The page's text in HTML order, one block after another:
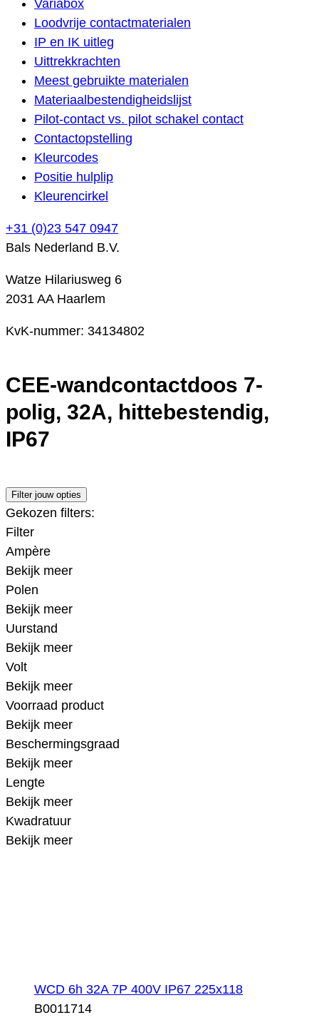
Variabox
Loodvrije contactmaterialen
IP en IK uitleg
Uittrekkrachten
Meest gebruikte materialen
Materiaalbestendigheidslijst
Pilot-contact vs. pilot schakel contact
Contactopstelling
Kleurcodes
Positie hulplip
Kleurencirkel
+31 (0)23 547 0947
Bals Nederland B.V.
Watze Hilariusweg 6
2031 AA Haarlem
KvK-nummer: 34134802
CEE-wandcontactdoos 7-
polig, 32A, hittebestendig,
IP67
Filter jouw opties
Gekozen filters:
Filter
Ampère
Bekijk meer
Polen
Bekijk meer
Uurstand
Bekijk meer
Volt
Bekijk meer
Voorraad product
Bekijk meer
Beschermingsgraad
Bekijk meer
Lengte
Bekijk meer
Kwadratuur
Bekijk meer
WCD 6h 32A 7P 400V IP67 225x118
B0011714